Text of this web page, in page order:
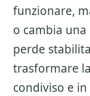
funzionare,
o cambia
perde
trasformare
condiviso e